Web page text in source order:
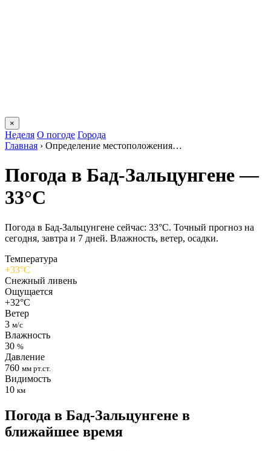
×
Неделя О погоде Города
Главная › Определение местоположения…
Погода в Бад-Зальцунгене —
33°C
Погода в Бад-Зальцунгене сейчас: 33°C. Точный прогноз на
сегодня, завтра и 7 дней. Влажность, ветер, осадки.
Температура
+33°C
Снежный ливень
Ощущается
+32°C
Ветер
3 м/с
Влажность
30 %
Давление
760 мм рт.ст.
Видимость
10 км
Погода в Бад-Зальцунгене в
ближайшее время